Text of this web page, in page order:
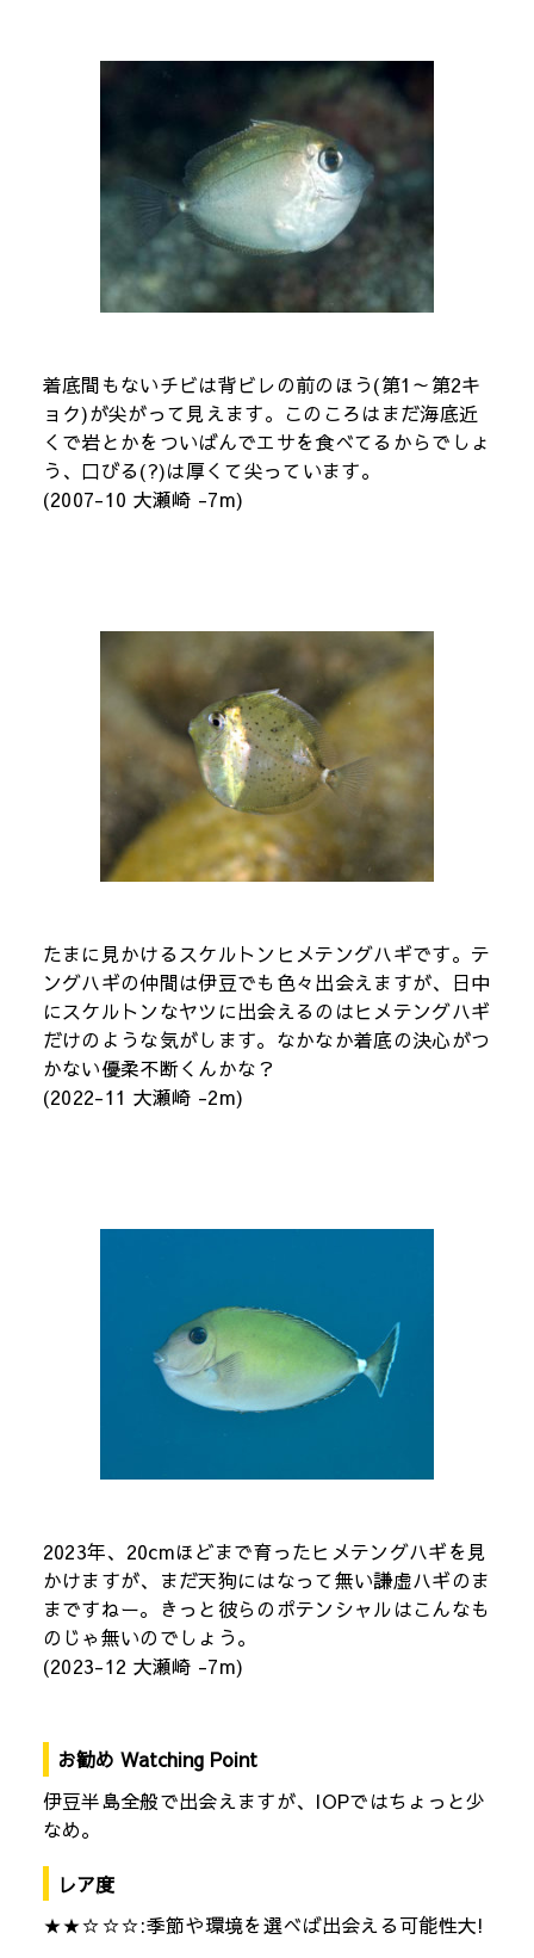
着底間もないチビは背ビレの前のほう(第1～第2キ
ョク)が尖がって見えます。このころはまだ海底近
くで岩とかをついばんでエサを食べてるからでしょ
う、口びる(?)は厚くて尖っています。
(2007-10 大瀬崎 -7m)
たまに見かけるスケルトンヒメテングハギです。テ
ングハギの仲間は伊豆でも色々出会えますが、日中
にスケルトンなヤツに出会えるのはヒメテングハギ
だけのような気がします。なかなか着底の決心がつ
かない優柔不断くんかな？
(2022-11 大瀬崎 -2m)
2023年、20cmほどまで育ったヒメテングハギを見
かけますが、まだ天狗にはなって無い謙虚ハギのま
まですねー。きっと彼らのポテンシャルはこんなも
のじゃ無いのでしょう。
(2023-12 大瀬崎 -7m)
お勧め Watching Point
伊豆半島全般で出会えますが、IOPではちょっと少
なめ。
レア度
★★☆☆☆:季節や環境を選べば出会える可能性大!